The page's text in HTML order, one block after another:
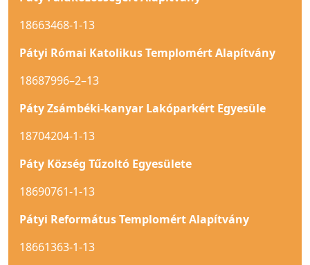
18663468-1-13
Pátyi Római Katolikus Templomért Alapítvány
18687996–2–13
Páty Zsámbéki-kanyar Lakóparkért Egyesüle
18704204-1-13
Páty Község Tűzoltó Egyesülete
18690761-1-13
Pátyi Református Templomért Alapítvány
18661363-1-13